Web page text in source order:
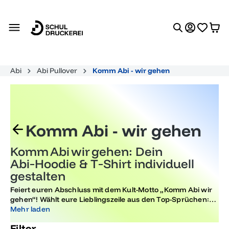
Abi Abi Pullover Komm Abi - wir gehen
Komm Abi - wir gehen
Komm Abi wir gehen: Dein
Abi‑Hoodie & T‑Shirt individuell
gestalten
Feiert euren Abschluss mit dem Kult-Motto „Komm Abi wir
gehen“! Wählt eure Lieblingszeile aus den Top-Sprüchen:
See you later Abigator, Hauptsache Abgeschlossen,
Mehr laden